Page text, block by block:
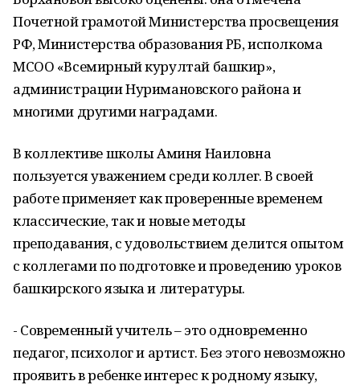
Почетной грамотой Министерства просвещения
РФ, Министерства образования РБ, исполкома
МСОО «Всемирный курултай башкир»,
администрации Нуримановского района и
многими другими наградами.
В коллективе школы Аминя Наиловна
пользуется уважением среди коллег. В своей
работе применяет как проверенные временем
классические, так и новые методы
преподавания, с удовольствием делится опытом
с коллегами по подготовке и проведению уроков
башкирского языка и литературы.
- Современный учитель – это одновременно
педагог, психолог и артист. Без этого невозможно
проявить в ребенке интерес к родному языку,